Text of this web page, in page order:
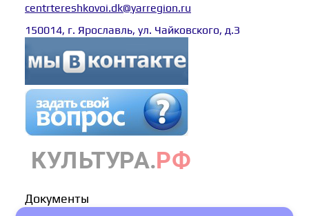
centrtereshkovoi.dk@yarregion.ru
150014, г. Ярославль, ул. Чайковского, д.З
Документы